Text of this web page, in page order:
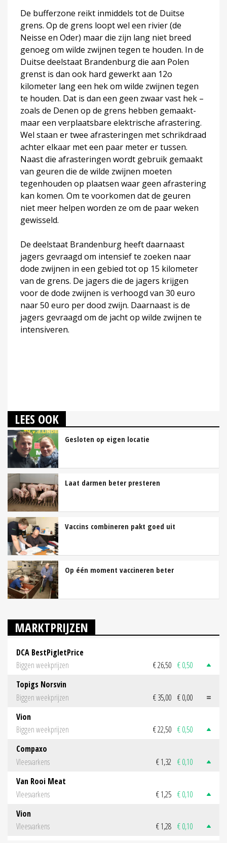
De bufferzone reikt inmiddels tot de Duitse
grens. Op de grens loopt wel een rivier (de
Neisse en Oder) maar die zijn lang niet breed
genoeg om wilde zwijnen tegen te houden. In de
Duitse deelstaat Brandenburg die aan Polen
grenst is dan ook hard gewerkt aan 12o
kilometer lang een hek om wilde zwijnen tegen
te houden. Dat is dan een geen zwaar vast hek –
zoals de Denen op de grens hebben gemaakt-
maar een verplaatsbare elektrische afrastering.
Wel staan er twee afrasteringen met schrikdraad
achter elkaar met een paar meter er tussen.
Naast die afrasteringen wordt gebruik gemaakt
van geuren die de wilde zwijnen moeten
tegenhouden op plaatsen waar geen afrastering
kan komen. Om te voorkomen dat de geuren
niet meer helpen worden ze om de paar weken
gewisseld.
De deelstaat Brandenburg heeft daarnaast
jagers gevraagd om intensief te zoeken naar
dode zwijnen in een gebied tot op 15 kilometer
van de grens. De jagers die de jagers krijgen
voor de dode zwijnen is verhoogd van 30 euro
naar 50 euro per dood zwijn. Daarnaast is de
jagers gevraagd om de jacht op wilde zwijnen te
intensiveren.
LEES OOK
Gesloten op eigen locatie
Laat darmen beter presteren
Vaccins combineren pakt goed uit
Op één moment vaccineren beter
MARKTPRIJZEN
DCA BestPigletPrice
Biggen weekprijzen
€ 26,50 € 0,50
Topigs Norsvin
Biggen weekprijzen
€ 35,00 € 0,00
Vion
Biggen weekprijzen
€ 22,50 € 0,50
Compaxo
Vleesvarkens
€ 1,32 € 0,10
Van Rooi Meat
Vleesvarkens
€ 1,25 € 0,10
Vion
Vleesvarkens
€ 1,28 € 0,10